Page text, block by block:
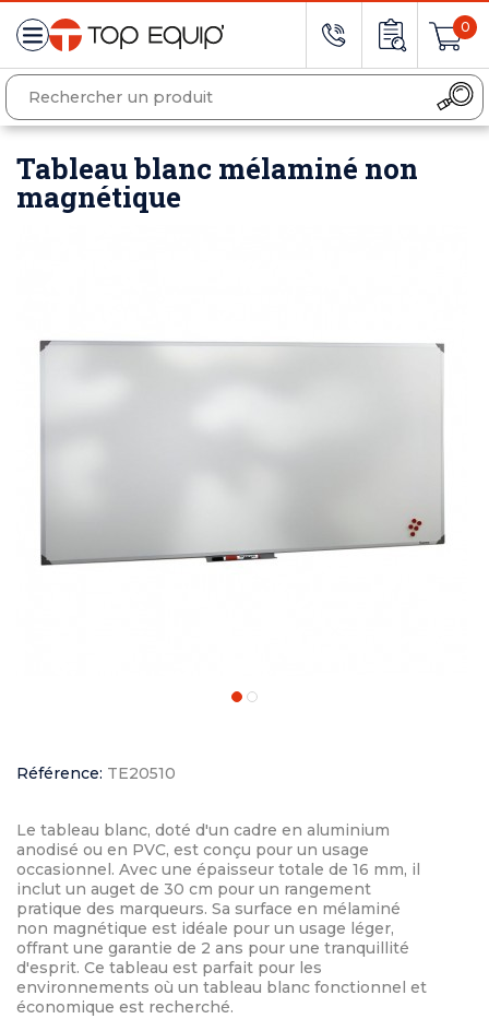
0
Tableau blanc mélaminé non
magnétique
Référence: TE20510
Le tableau blanc, doté d'un cadre en aluminium
anodisé ou en PVC, est conçu pour un usage
occasionnel. Avec une épaisseur totale de 16 mm, il
inclut un auget de 30 cm pour un rangement
pratique des marqueurs. Sa surface en mélaminé
non magnétique est idéale pour un usage léger,
offrant une garantie de 2 ans pour une tranquillité
d'esprit. Ce tableau est parfait pour les
environnements où un tableau blanc fonctionnel et
économique est recherché.